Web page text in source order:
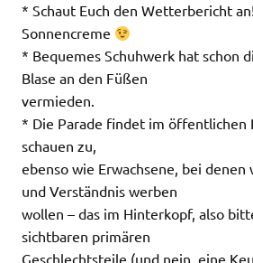
* Schaut Euch den Wetterbericht
Sonnencreme
* Bequemes Schuhwerk hat schon
Blase an den Füßen
vermieden.
* Die Parade findet im öffentlichen
schauen zu,
ebenso wie Erwachsene, bei denen
und Verständnis werben
wollen – das im Hinterkopf, also
sichtbaren primären
Geschlechtsteile (und nein, eine